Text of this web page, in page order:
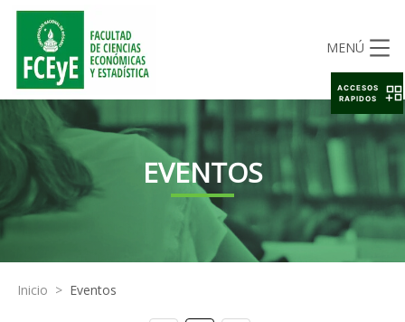
MENÚ
EVENTOS
Inicio > Eventos
ACCESOS
RAPIDOS